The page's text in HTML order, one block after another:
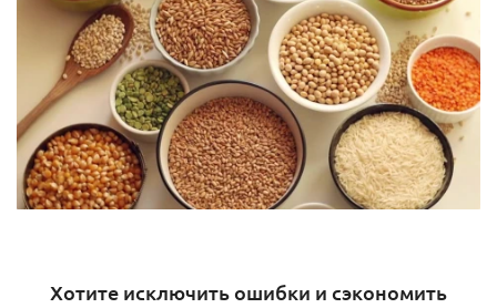
Хотите исключить ошибки и сэкономить